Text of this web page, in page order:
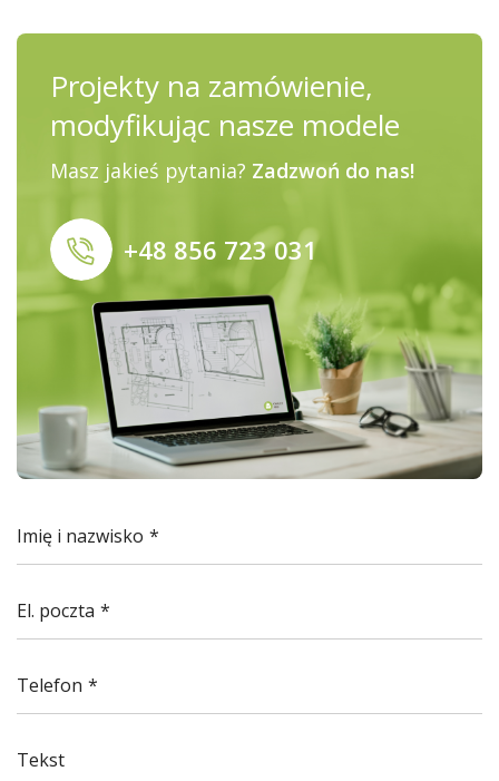
Projekty na zamówienie,
modyfikując nasze modele
Masz jakieś pytania? Zadzwoń do nas!
+48 856 723 031
Imię i nazwisko
El. poczta
Telefon
Tekst